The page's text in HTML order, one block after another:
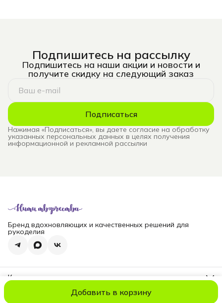
Добавить в корзину
Подпишитесь на рассылку
Подпишитесь на наши акции и новости и
получите скидку на следующий заказ
Подписаться
Нажимая «Подписаться», вы даете согласие на обработку
указанных персональных данных в целях получения
информационной и рекламной рассылки
Бренд вдохновляющих и качественных решений для
рукоделия
Контакты